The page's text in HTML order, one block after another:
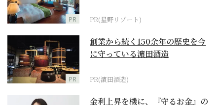
PR PR(星野リゾート)
PR
創業から続く150余年の歴史を今
に守っている濵田酒造
PR(濵田酒造)
金利上昇を機に、『守るお金』の